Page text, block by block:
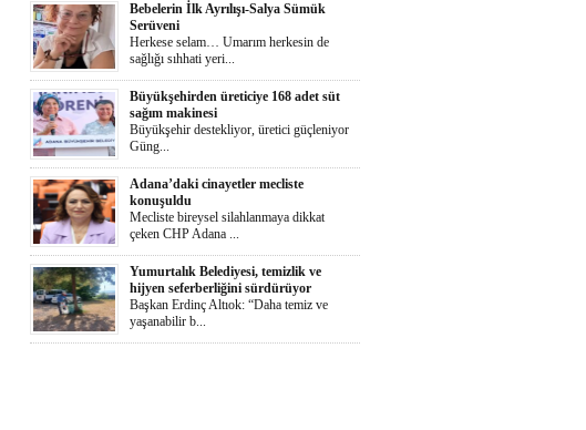
Bebelerin İlk Ayrılışı-Salya Sümük
Serüveni
Herkese selam… Umarım herkesin de
sağlığı sıhhati yeri...
Büyükşehirden üreticiye 168 adet süt
sağım makinesi
Büyükşehir destekliyor, üretici güçleniyor
Güng...
Adana’daki cinayetler mecliste
konuşuldu
Mecliste bireysel silahlanmaya dikkat
çeken CHP Adana ...
Yumurtalık Belediyesi, temizlik ve
hijyen seferberliğini sürdürüyor
Başkan Erdinç Altıok: “Daha temiz ve
yaşanabilir b...